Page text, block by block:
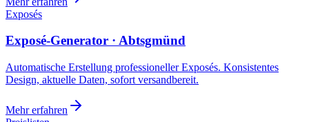
Exposés
Exposé-Generator · Abtsgmünd
Automatische Erstellung professioneller Exposés. Konsistentes
Design, aktuelle Daten, sofort versandbereit.
Mehr erfahren